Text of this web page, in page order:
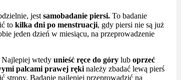
jest samobadanie piersi. To badanie
to kilka dni po menstruacji, gdy piersi nie są już
jeden dzień w miesiącu, na przeprowadzenie
Najlepiej wtedy unieść ręce do góry lub oprzeć
palcami prawej ręki należy zbadać lewą pierś
strony. Badanie najlepiej przeprowadzić na